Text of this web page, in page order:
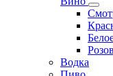
Водка